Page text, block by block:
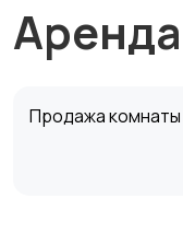
Продажа комнаты